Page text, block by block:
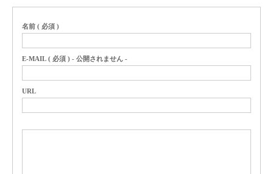
名前 ( 必須 )
E-MAIL ( 必須 ) - 公開されません -
URL